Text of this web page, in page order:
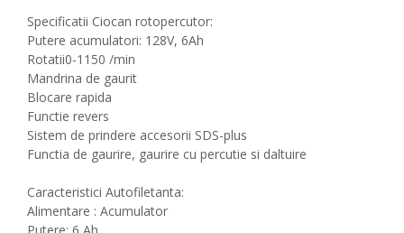
Specificatii Ciocan rotopercutor:
Putere acumulatori: 128V, 6Ah
Rotatii0-1150 /min
Mandrina de gaurit
Blocare rapida
Functie revers
Sistem de prindere accesorii SDS-plus
Functia de gaurire, gaurire cu percutie si daltuire
Caracteristici Autofiletanta:
Alimentare : Acumulator